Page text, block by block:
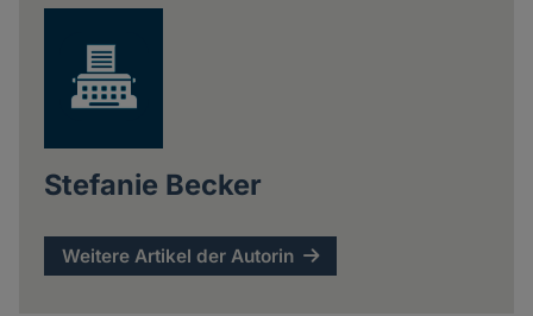
Stefanie Becker
Weitere Artikel der Autorin